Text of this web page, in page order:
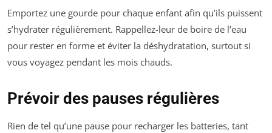
Emportez une gourde pour chaque enfant afin qu’ils puissent
s’hydrater régulièrement. Rappellez-leur de boire de l’eau
pour rester en forme et éviter la déshydratation, surtout si
vous voyagez pendant les mois chauds.
Prévoir des pauses régulières
Rien de tel qu’une pause pour recharger les batteries, tant